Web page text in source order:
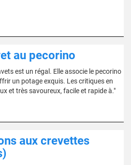
au pecorino
est un régal. Elle associe le pecorino
un potage exquis. Les critiques en
et très savoureux, facile et rapide à."
aux crevettes